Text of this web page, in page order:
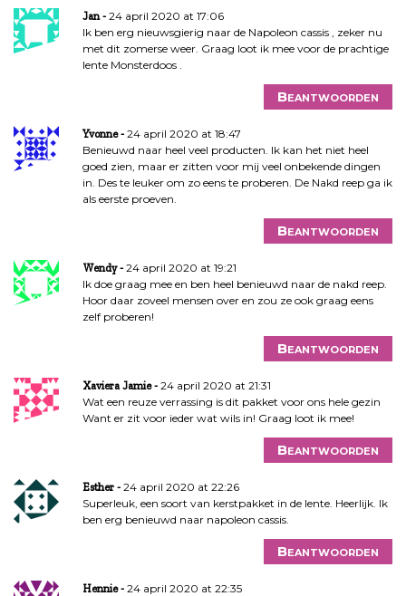
Jan
24 april 2020 at 17:06
Ik ben erg nieuwsgierig naar de Napoleon cassis , zeker nu
met dit zomerse weer. Graag loot ik mee voor de prachtige
lente Monsterdoos .
Beantwoorden
Yvonne
24 april 2020 at 18:47
Benieuwd naar heel veel producten. Ik kan het niet heel
goed zien, maar er zitten voor mij veel onbekende dingen
in. Des te leuker om zo eens te proberen. De Nakd reep ga ik
als eerste proeven.
Beantwoorden
Wendy
24 april 2020 at 19:21
Ik doe graag mee en ben heel benieuwd naar de nakd reep.
Hoor daar zoveel mensen over en zou ze ook graag eens
zelf proberen!
Beantwoorden
Xaviera Jamie
24 april 2020 at 21:31
Wat een reuze verrassing is dit pakket voor ons hele gezin
Want er zit voor ieder wat wils in! Graag loot ik mee!
Beantwoorden
Esther
24 april 2020 at 22:26
Superleuk, een soort van kerstpakket in de lente. Heerlijk. Ik
ben erg benieuwd naar napoleon cassis.
Beantwoorden
Hennie 24 april 2020 at 22:35